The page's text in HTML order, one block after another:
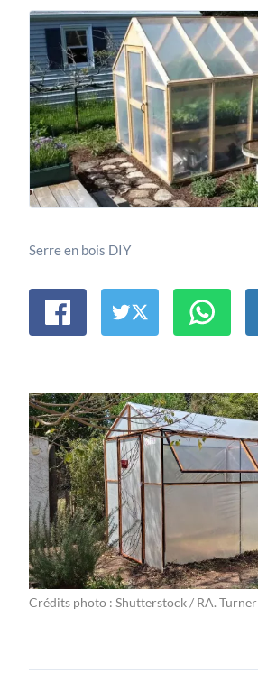
Serre en bois DIY
Crédits photo : Shutterstock / RA. Turner